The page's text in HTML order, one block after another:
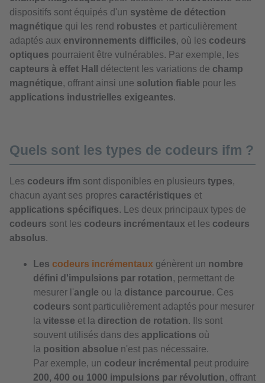
dispositifs sont équipés d'un système de détection
magnétique qui les rend robustes et particulièrement
adaptés aux environnements difficiles, où les codeurs
optiques pourraient être vulnérables. Par exemple, les
capteurs à effet Hall
détectent les variations de champ
magnétique, offrant ainsi une solution fiable pour les
applications industrielles exigeantes.
Quels sont les types de codeurs ifm ?
Les codeurs ifm sont disponibles en plusieurs types,
chacun ayant ses propres caractéristiques et
applications spécifiques. Les deux principaux types de
codeurs sont les codeurs incrémentaux et les codeurs
absolus.
Les codeurs incrémentaux génèrent un nombre
défini d'impulsions par rotation, permettant de
mesurer l'angle ou la distance parcourue. Ces
codeurs sont particulièrement adaptés pour mesurer
la vitesse et la direction de rotation. Ils sont
souvent utilisés dans des applications où
la position absolue n'est pas nécessaire.
Par exemple, un codeur incrémental peut produire
200, 400 ou 1000 impulsions par révolution, offrant